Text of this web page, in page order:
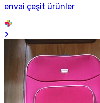
envai çeşit ürünler